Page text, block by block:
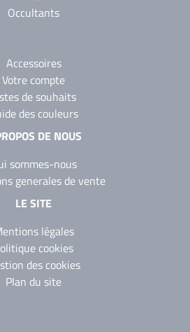
Occultants
Accessoires
Votre compte
de souhaits
des couleurs
DE NOUS
sommes-nous
generales de vente
LE SITE
légales
cookies
des cookies
Plan du site